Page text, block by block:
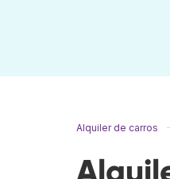
Alquiler de carros